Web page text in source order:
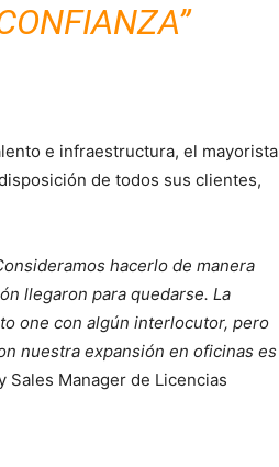
e infraestructura, el mayorista
de todos sus clientes,
hacerlo de manera
llegaron para quedarse. La
one con algún interlocutor, pero
nuestra expansión en oficinas es
Sales Manager de Licencias